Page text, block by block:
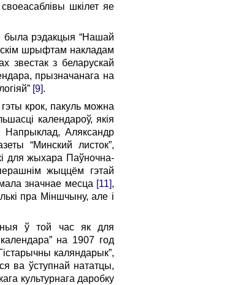
шкілет яе
была рэдакцыя “Нашай
шрыфтам накладам
звестак з беларускай
прызначанага на
[9].
крок, пакуль можна
календароў, якія
Напрыклад, Аляксандр
“Минский листок”,
для жыхара Паўночна-
жыццём гэтай
значнае месца [11],
пра Міншчыну, але і
ў той час як для
на 1907 год
каляндарык”,
ва ўступнай нататцы,
культурнага даробку